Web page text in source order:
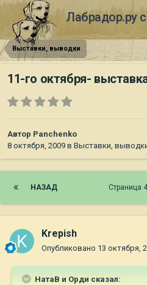
Лабрадор.ру
Выставки, выводки
11-го октября-
Автор Panchenko
8 октября, 2009 в Выставки,
НАЗАД Страница
Krepish
Опубликовано 13 октября,
НатаВ и Орди сказал: